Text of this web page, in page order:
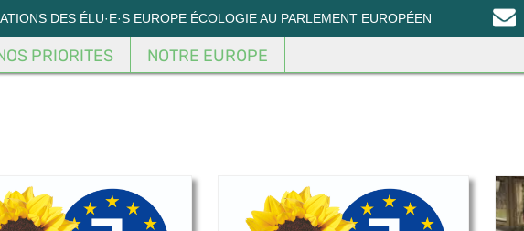
DES ÉLU·E·S EUROPE ÉCOLOGIE AU PARLEMENT EUROPÉEN
PRIORITES NOTRE EUROPE